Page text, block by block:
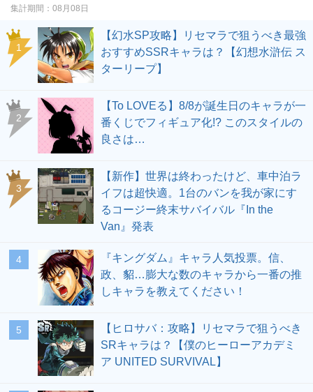
集計期間： 08月08日
1
【幻水SP攻略】リセマラで狙うべき最強
おすすめSSRキャラは？【幻想水滸伝 ス
ターリープ】
2
【To LOVEる】8/8が誕生日のキャラが一
番くじでフィギュア化!? このスタイルの
良さは…
3
【新作】世界は終わったけど、車中泊ラ
イフは超快適。1台のバンを我が家にす
るコージー終末サバイバル『In the
Van』発表
4
『キングダム』キャラ人気投票。信、
政、貂…膨大な数のキャラから一番の推
しキャラを教えてください！
5
【ヒロサバ：攻略】リセマラで狙うべき
SRキャラは？【僕のヒーローアカデミ
ア UNITED SURVIVAL】